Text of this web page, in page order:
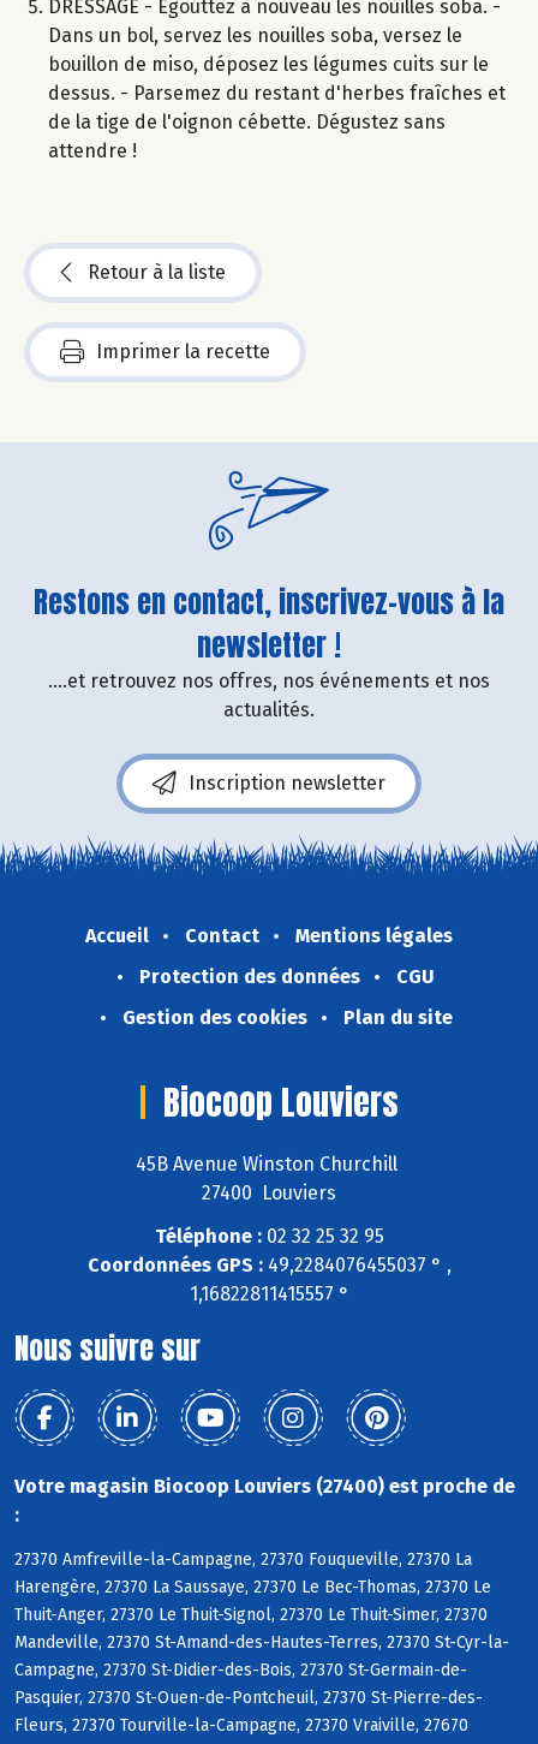
DRESSAGE - Égouttez à nouveau les nouilles soba. -
Dans un bol, servez les nouilles soba, versez le
bouillon de miso, déposez les légumes cuits sur le
dessus. - Parsemez du restant d'herbes fraîches et
de la tige de l'oignon cébette. Dégustez sans
attendre !
Retour à la liste
Imprimer la recette
Restons en contact, inscrivez-vous à la
newsletter !
....et retrouvez nos offres, nos événements et nos
actualités.
Inscription newsletter
Accueil Contact
Mentions légales
Protection des données
CGU
Gestion des cookies
Plan du site
Biocoop Louviers
45B Avenue Winston Churchill
27400 Louviers
Téléphone :02 32 25 32 95
Coordonnées GPS :49,2284076455037 ° ,
1,16822811415557 °
Nous suivre sur
Votre magasin Biocoop Louviers (27400) est proche de
:
27370 Amfreville-la-Campagne, 27370 Fouqueville, 27370 La
Harengère, 27370 La Saussaye, 27370 Le Bec-Thomas, 27370 Le
Thuit-Anger, 27370 Le Thuit-Signol, 27370 Le Thuit-Simer, 27370
Mandeville, 27370 St-Amand-des-Hautes-Terres, 27370 St-Cyr-la-
Campagne, 27370 St-Didier-des-Bois, 27370 St-Germain-de-
Pasquier, 27370 St-Ouen-de-Pontcheuil, 27370 St-Pierre-des-
Fleurs, 27370 Tourville-la-Campagne, 27370 Vraiville, 27670